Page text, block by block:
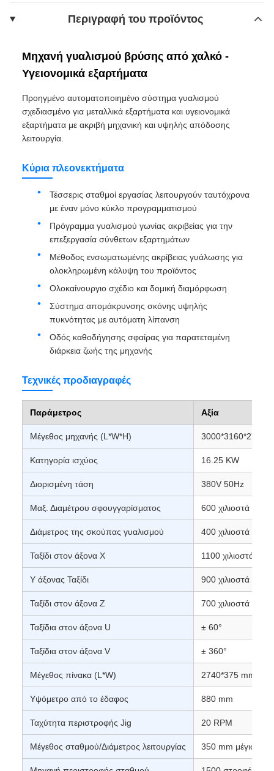
Περιγραφή του προϊόντος
Μηχανή γυαλισμού βρύσης από χαλκό -
Υγειονομικά εξαρτήματα
Προηγμένο αυτοματοποιημένο σύστημα γυαλισμού
σχεδιασμένο για μεταλλικά εξαρτήματα και υγειονομικά
εξαρτήματα με ακριβή μηχανική και υψηλής απόδοσης
λειτουργία.
Κύρια πλεονεκτήματα
Τέσσερις σταθμοί εργασίας λειτουργούν ταυτόχρονα
με έναν μόνο κύκλο προγραμματισμού
Πρόγραμμα γυαλισμού γωνίας ακριβείας για την
επεξεργασία σύνθετων εξαρτημάτων
Μέθοδος ενσωματωμένης ακρίβειας γυάλωσης για
ολοκληρωμένη κάλυψη του προϊόντος
Ολοκαίνουργιο σχέδιο και δομική διαμόρφωση
Σύστημα απομάκρυνσης σκόνης υψηλής
πυκνότητας με αυτόματη λίπανση
Οδός καθοδήγησης σφαίρας για παρατεταμένη
διάρκεια ζωής της μηχανής
Τεχνικές προδιαγραφές
Παράμετρος Αξία
Μέγεθος μηχανής (L*W*H) 3000*3160*2772
Κατηγορία ισχύος 16.25 KW
Διορισμένη τάση 380V 50Hz
Μαξ. Διαμέτρου σφουγγαρίσματος 600 χιλιοστά
Διάμετρος της σκούπας γυαλισμού 400 χιλιοστά
Ταξίδι στον άξονα Χ 1100 χιλιοστά
Υ άξονας Ταξίδι 900 χιλιοστά
Ταξίδι στον άξονα Ζ 700 χιλιοστά
Ταξίδια στον άξονα U ± 60°
Ταξίδια στον άξονα V ± 360°
Μέγεθος πίνακα (L*W) 2740*375 mm
Υψόμετρο από το έδαφος 880 mm
Ταχύτητα περιστροφής Jig 20 RPM
Μέγεθος σταθμού/Διάμετρος λειτουργίας 350 mm μέγιστο